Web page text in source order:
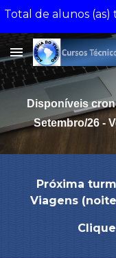
Disponíveis
Setembro/26 -
Próxima
Viagens
Clique